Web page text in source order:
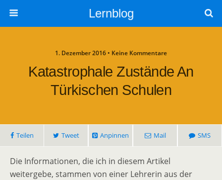
Lernblog
1. Dezember 2016 • Keine Kommentare
Katastrophale Zustände An
Türkischen Schulen
Teilen Tweet Anpinnen Mail SMS
Die Informationen, die ich in diesem Artikel
weitergebe, stammen von einer Lehrerin aus der